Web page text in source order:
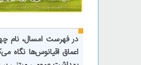
در فهرست امسال، نام
اعماق اقیانوس‌ها نگاه